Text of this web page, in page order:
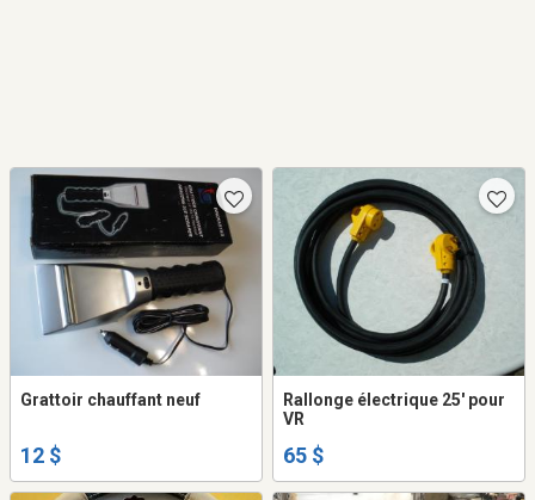
Grattoir chauffant neuf
12 $
Rallonge électrique 25' pour
VR
65 $